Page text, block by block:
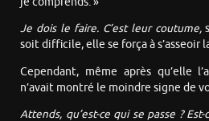
Je dois le faire. C’est leur coutume,
soit difficile, elle se força à s’asseoir
Cependant, même après qu’elle
n’avait montré le moindre signe de
Attends, qu’est-ce qui se passe ?